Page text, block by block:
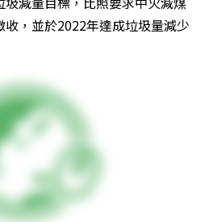
，並於2022年達成垃圾量減少